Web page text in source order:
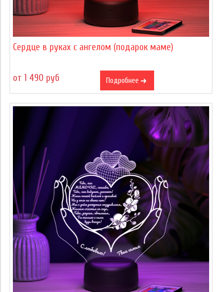
Сердце в руках с ангелом (подарок маме)
от 1 490 руб Подробнее